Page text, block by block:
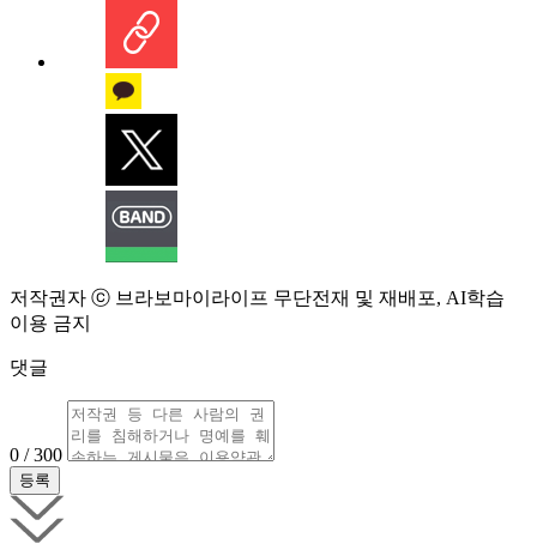
저작권자 ⓒ 브라보마이라이프 무단전재 및 재배포, AI학습
이용 금지
댓글
0 / 300